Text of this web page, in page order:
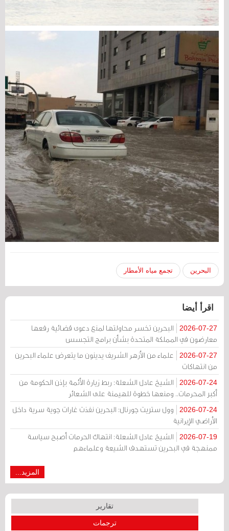
البحرين تجمع مياه الأمطار
اقرأ أيضا
2026-07-27
البحرين تخسر محاولتها لمنع دعوى قضائية رفعها
معارضون في المملكة المتحدة بشأن برامج التجسس
2026-07-27
علماء من الأزهر الشريف يدينون ما يتعرض علماء البحرين
من انتهاكات
2026-07-24
الشيخ عادل الشعلة: ربط زيارة الأئمة بإذن الحكومة من
أكبر المحرمات.. ومنعها خطوة للهيمنة على الشعائر
2026-07-24
وول ستريت جورنال: البحرين نفذت غارات جوية سرية داخل
الأراضي الإيرانية
2026-07-19
الشيخ عادل الشعلة: انتهاك الحرمات أصبح سياسة
ممنهجة في البحرين تستهدف الشيعة وعلماءهم
المزيد...
تقارير
ترجمات